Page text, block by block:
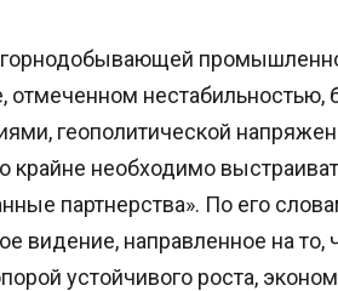
отмеченном
геополитической
необходимо
партнерства». По его
видение, направленное на то,
устойчивого роста,